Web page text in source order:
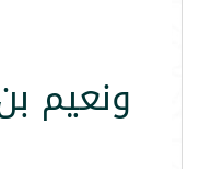
ونعيم